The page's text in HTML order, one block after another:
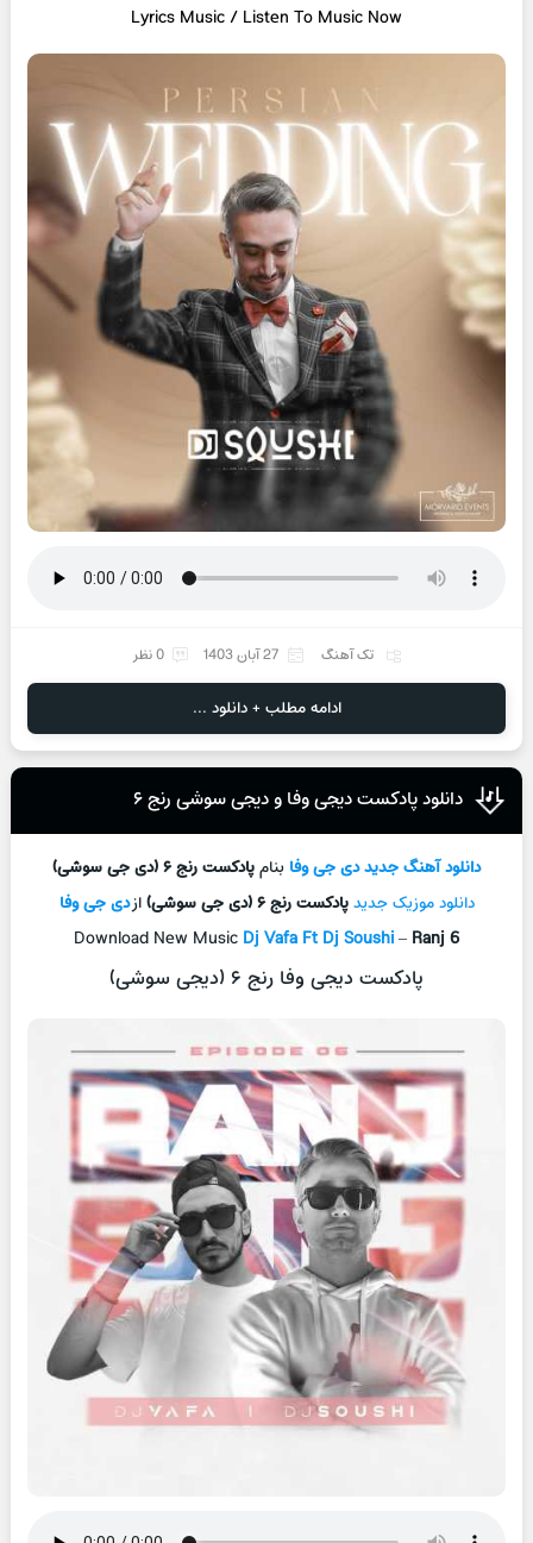
Lyrics Music / Listen To Music Now
تک آهنگ 27 آبان 1403 0 نظر
ادامه مطلب + دانلود ...
دانلود پادکست دیجی وفا و دیجی سوشی رنج ۶
دانلود آهنگ جدیددی جی وفا بنامپادکست رنج ۶ (دی جی سوشی)
دانلود موزیک جدیدپادکست رنج ۶ (دی جی سوشی) ازدی جی وفا
Download New Music Dj Vafa Ft Dj Soushi– Ranj 6
پادکست دیجی وفا رنج ۶ (دیجی سوشی)